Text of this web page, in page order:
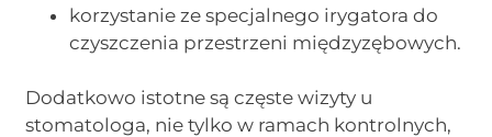
korzystanie ze specjalnego irygatora do
czyszczenia przestrzeni międzyzębowych.
Dodatkowo istotne są częste wizyty u
stomatologa, nie tylko w ramach kontrolnych,